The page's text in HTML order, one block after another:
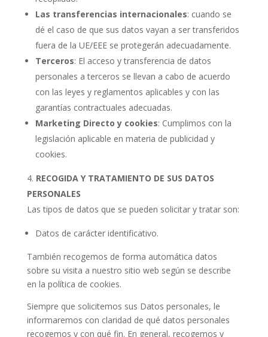
Las transferencias internacionales: cuando se
dé el caso de que sus datos vayan a ser transferidos
fuera de la UE/EEE se protegerán adecuadamente.
Terceros: El acceso y transferencia de datos
personales a terceros se llevan a cabo de acuerdo
con las leyes y reglamentos aplicables y con las
garantías contractuales adecuadas.
Marketing Directo y cookies: Cumplimos con la
legislación aplicable en materia de publicidad y
cookies.
RECOGIDA Y TRATAMIENTO DE SUS DATOS
PERSONALES
Las tipos de datos que se pueden solicitar y tratar son:
Datos de carácter identificativo.
También recogemos de forma automática datos
sobre su visita a nuestro sitio web según se describe
en la política de cookies.
Siempre que solicitemos sus Datos personales, le
informaremos con claridad de qué datos personales
recogemos y con qué fin. En general, recogemos y